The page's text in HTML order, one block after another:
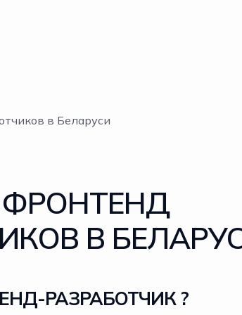
в Беларуси
ФРОНТЕНД
В
РАЗРАБОТЧИК ?